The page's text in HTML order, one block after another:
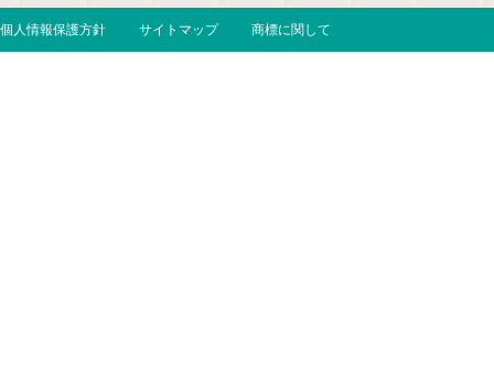
個人情報保護方針 サイトマップ 商標に関して